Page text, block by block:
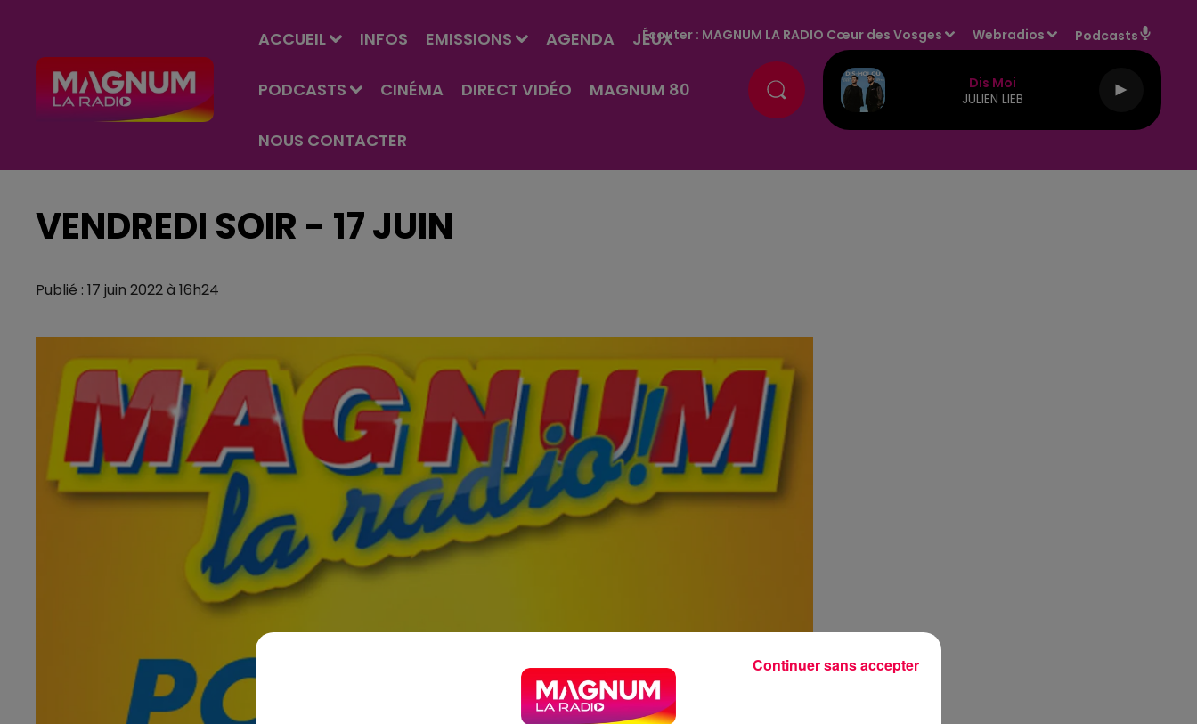
ACCUEIL INFOS EMISSIONS AGENDA JEUX
PODCASTS CINÉMA DIRECT VIDÉO MAGNUM 80
NOUS CONTACTER
Écouter : MAGNUM LA RADIO Cœur des Vosges Webradios Podcasts
Dis Moi
JULIEN LIEB
VENDREDI SOIR - 17 JUIN
Publié : 17 juin 2022 à 16h24
Continuer sans accepter